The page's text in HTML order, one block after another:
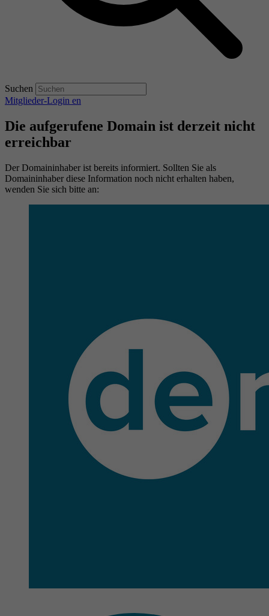
Suchen
Mitglieder-Login en
Die aufgerufene Domain ist derzeit nicht
erreichbar
Der Domaininhaber ist bereits informiert. Sollten Sie als
Domaininhaber diese Information noch nicht erhalten haben,
wenden Sie sich bitte an: